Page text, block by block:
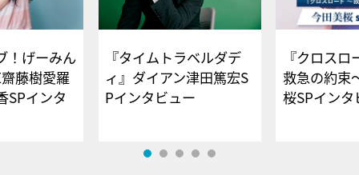
！げーみん
藤樹愛羅
SPインタ
『タイムトラベルダデ
ィ』ダイアン津田篤宏S
Pインタビュー
『クロス
救急の約束
桜SPイ